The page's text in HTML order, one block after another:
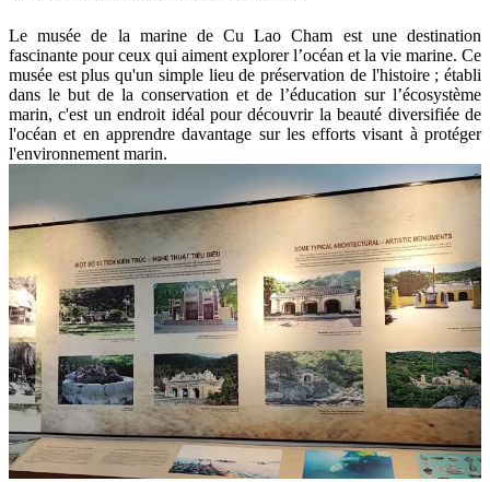
Le musée de la marine de Cu Lao Cham est une destination
fascinante pour ceux qui aiment explorer l’océan et la vie marine. Ce
musée est plus qu'un simple lieu de préservation de l'histoire ; établi
dans le but de la conservation et de l’éducation sur l’écosystème
marin, c'est un endroit idéal pour découvrir la beauté diversifiée de
l'océan et en apprendre davantage sur les efforts visant à protéger
l'environnement marin.